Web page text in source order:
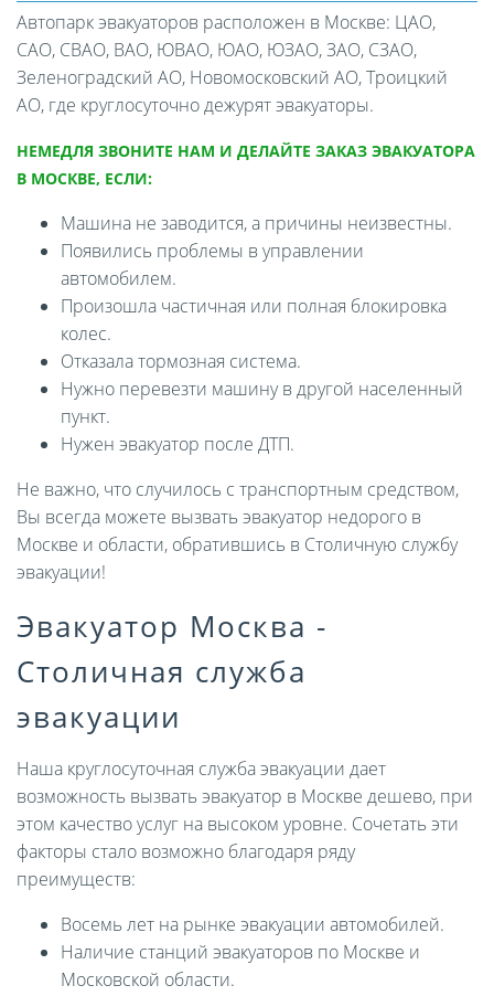
Автопарк эвакуаторов расположен в Москве: ЦАО,
САО, СВАО, ВАО, ЮВАО, ЮАО, ЮЗАО, ЗАО, СЗАО,
Зеленоградский АО, Новомосковский АО, Троицкий
АО, где круглосуточно дежурят эвакуаторы.
НЕМЕДЛЯ ЗВОНИТЕ НАМ И ДЕЛАЙТЕ ЗАКАЗ ЭВАКУАТОРА
В МОСКВЕ, ЕСЛИ:
Машина не заводится, а причины неизвестны.
Появились проблемы в управлении
автомобилем.
Произошла частичная или полная блокировка
колес.
Отказала тормозная система.
Нужно перевезти машину в другой населенный
пункт.
Нужен эвакуатор после ДТП.
Не важно, что случилось с транспортным средством,
Вы всегда можете вызвать эвакуатор недорого в
Москве и области, обратившись в Столичную службу
эвакуации!
Эвакуатор Москва -
Столичная служба
эвакуации
Наша круглосуточная служба эвакуации дает
возможность вызвать эвакуатор в Москве дешево, при
этом качество услуг на высоком уровне. Сочетать эти
факторы стало возможно благодаря ряду
преимуществ:
Восемь лет на рынке эвакуации автомобилей.
Наличие станций эвакуаторов по Москве и
Московской области.